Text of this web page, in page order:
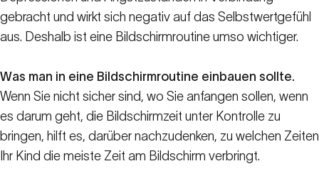
gebracht und wirkt sich negativ auf das Selbstwertgefühl
aus. Deshalb ist eine Bildschirmroutine umso wichtiger.
Was man in eine Bildschirmroutine einbauen sollte.
Wenn Sie nicht sicher sind, wo Sie anfangen sollen, wenn
es darum geht, die Bildschirmzeit unter Kontrolle zu
bringen, hilft es, darüber nachzudenken, zu welchen Zeiten
Ihr Kind die meiste Zeit am Bildschirm verbringt.